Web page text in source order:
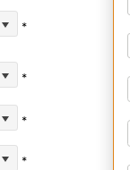
*
*
*
*